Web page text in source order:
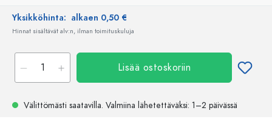
Yksikköhinta: alkaen 0,50 €
Hinnat sisältävät alv:n, ilman toimituskuluja
Lisää ostoskoriin
Välittömästi saatavilla. Valmiina lähetettäväksi: 1–2 päivässä